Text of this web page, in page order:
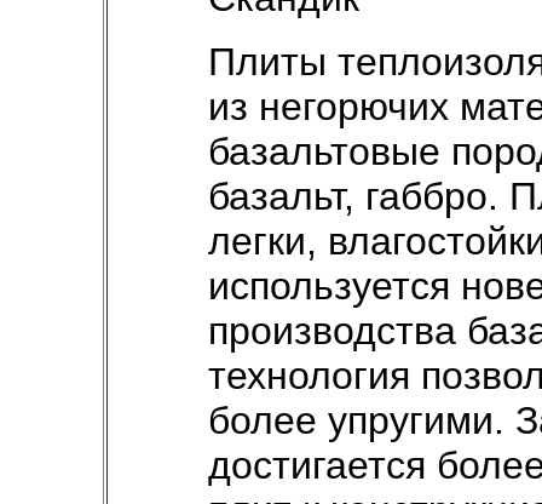
Плиты
из негорючих
базальтовые
базальт, габбро.
легки,
используется
производства
технология
более упругими.
достигается